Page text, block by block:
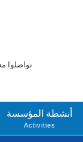
تواصلوا
أنشطة المؤسسة
Activities